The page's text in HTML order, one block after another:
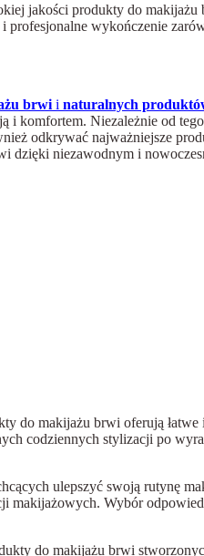
jakości produkty do
profesjonalne wykończenie
brwi i naturalnych
komfortem. Niezależnie od
odkrywać najważniejsze
dzięki niezawodnym i
do makijażu brwi oferują łatwe
codziennych stylizacji po
ulepszyć swoją rutynę
makijażowych. Wybór
do makijażu brwi